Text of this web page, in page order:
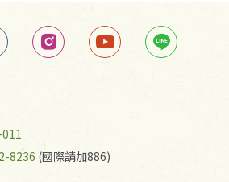
或未使用原箱退回，導致書籍有
損或凹角，將不接受退貨，也不
，為敬重法寶故，里仁網購無法
需將手抄稿寄還給消費者，因而
將由消費者負擔。
8236 (國際請加886)